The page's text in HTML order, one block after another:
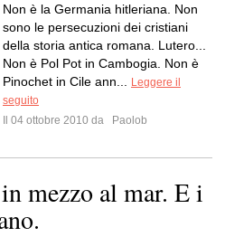
Non è la Germania hitleriana. Non
sono le persecuzioni dei cristiani
della storia antica romana. Lutero...
Non è Pol Pot in Cambogia. Non è
Pinochet in Cile ann...
Leggere il
seguito
Il 04 ottobre 2010 da
Paolob
mezzo al mar. E i